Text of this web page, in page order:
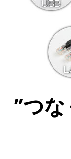
”つ